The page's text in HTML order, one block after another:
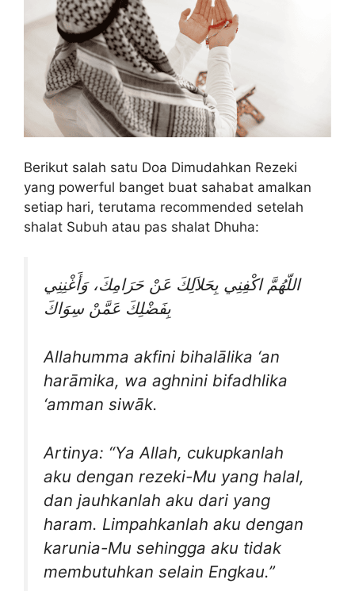
Berikut salah satu Doa Dimudahkan Rezeki
yang powerful banget buat sahabat amalkan
setiap hari, terutama recommended setelah
shalat Subuh atau pas shalat Dhuha:
اللّهُمَّ اكْفِنِي بِحَلاَلِكَ عَنْ حَرَامِكَ، وَأَغْنِنِي
بِفَضْلِكَ عَمَّنْ سِوَاكَ
Allahumma akfini bihalālika ‘an
harāmika, wa aghnini bifadhlika
‘amman siwāk.
Artinya: “Ya Allah, cukupkanlah
aku dengan rezeki-Mu yang halal,
dan jauhkanlah aku dari yang
haram. Limpahkanlah aku dengan
karunia-Mu sehingga aku tidak
membutuhkan selain Engkau.”